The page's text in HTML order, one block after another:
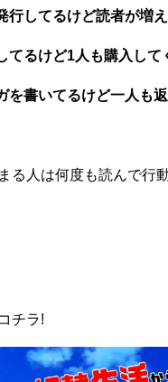
行してるけど読者が増
てるけど1人も購入して
を書いてるけど一人も
る人は何度も読んで行
チラ!